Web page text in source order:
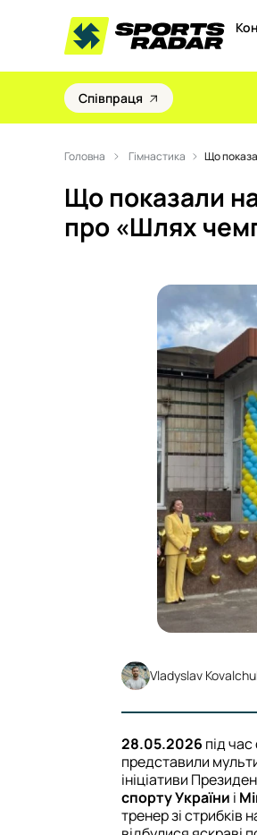
Співпраця
Головна Гімнастика Що
Що показали
про «Шлях
Vladyslav
28.05.2026 під
представили
ініціативи
спорту України і
тренер зі стрибків